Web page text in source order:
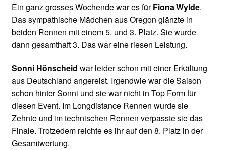
Ein ganz grosses Wochende war es fürFiona Wylde.
Das sympathische Mädchen aus Oregon glänzte in
beiden Rennen mit einem 5. und 3. Platz. Sie wurde
dann gesamthaft 3. Das war eine riesen Leistung.
Sonni Hönscheid war leider schon mit einer Erkältung
aus Deutschland angereist. Irgendwie war die Saison
schon hinter Sonni und sie war nicht in Top Form für
diesen Event. Im Longdistance Rennen wurde sie
Zehnte und im technischen Rennen verpasste sie das
Finale. Trotzedem reichte es ihr auf den 8. Platz in der
Gesamtwertung.